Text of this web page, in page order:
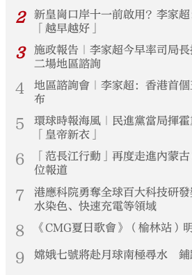
2
新皇崗口岸十一前啟用？李家
「越早越好」
3
施政報告｜李家超今早率司局
二場地區諮詢
4
地區諮詢會｜李家超：香港首
布
5
環球時報海風｜民進黨當局揮
「皇帝新衣」
6
「范長江行動」再度走進內蒙
位報道
7
港應科院勇奪全球百大科技研
水染色、快速充電等領域
8 《CMG夏日歌會》（榆林站）
9 嫦娥七號將赴月球南極尋水 鋪